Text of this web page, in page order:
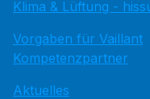
Klima & Lüftung -
Vorgaben für Vaillant
Kompetenzpartner
Aktuelles